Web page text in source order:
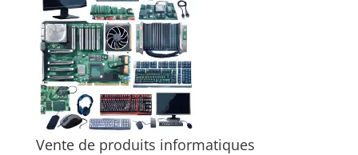
Vente de produits informatiques